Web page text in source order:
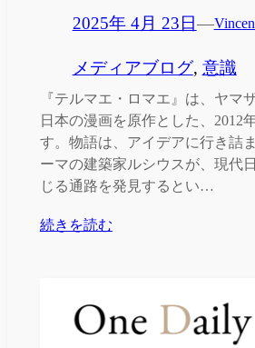
2025年 4月 23日—
メディアブログ, 意識
『テルマエ・ロマエ』は、ヤマ
日本の漫画を原作とした、2012
す。物語は、アイデアに行き詰
ーマの建築家ルシウスが、現代
じる通路を発見するとい…
続きを読む